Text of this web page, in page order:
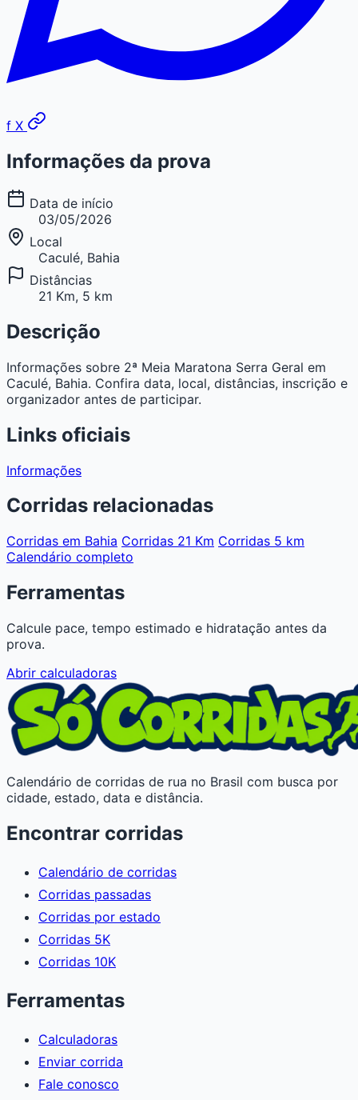
f X
Informações da prova
Data de início
03/05/2026
Local
Caculé, Bahia
Distâncias
21 Km, 5 km
Descrição
Informações sobre 2ª Meia Maratona Serra Geral em
Caculé, Bahia. Confira data, local, distâncias, inscrição e
organizador antes de participar.
Links oficiais
Informações
Corridas relacionadas
Corridas em Bahia Corridas 21 Km Corridas 5 km
Calendário completo
Ferramentas
Calcule pace, tempo estimado e hidratação antes da
prova.
Abrir calculadoras
Calendário de corridas de rua no Brasil com busca por
cidade, estado, data e distância.
Encontrar corridas
Calendário de corridas
Corridas passadas
Corridas por estado
Corridas 5K
Corridas 10K
Ferramentas
Calculadoras
Enviar corrida
Fale conosco